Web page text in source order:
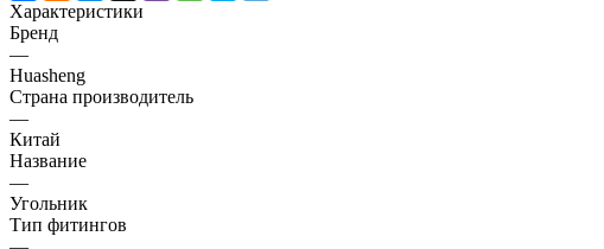
Характеристики
Бренд
—
Huasheng
Страна производитель
—
Китай
Название
—
Угольник
Тип фитингов